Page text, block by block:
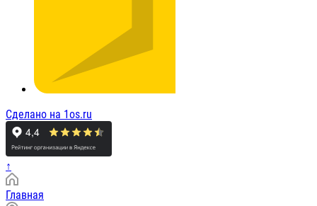
Сделано на 1os.ru
↑
Главная